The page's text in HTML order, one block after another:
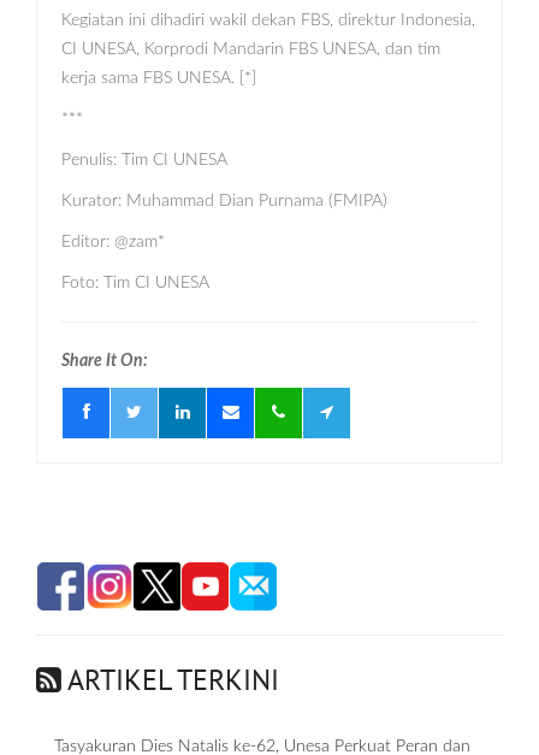
Kegiatan ini dihadiri wakil dekan FBS, direktur Indonesia,
CI UNESA, Korprodi Mandarin FBS UNESA, dan tim
kerja sama FBS UNESA. [*]
***
Penulis: Tim CI UNESA
Kurator: Muhammad Dian Purnama (FMIPA)
Editor: @zam*
Foto: Tim CI UNESA
Share It On:
ARTIKEL TERKINI
Tasyakuran Dies Natalis ke-62, Unesa Perkuat Peran dan